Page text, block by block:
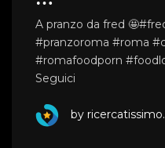
A pranzo da fred
#pranzoroma #roma
#romafoodporn
Seguici
by